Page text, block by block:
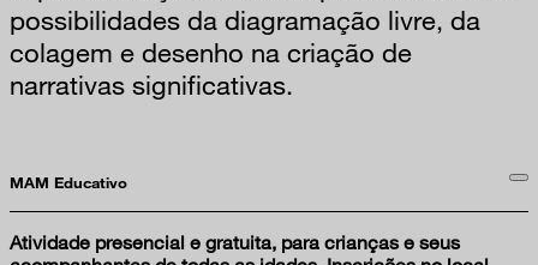
possibilidades da diagramação livre, da
colagem e desenho na criação de
narrativas significativas.
MAM Educativo
Atividade presencial e gratuita, para crianças e seus